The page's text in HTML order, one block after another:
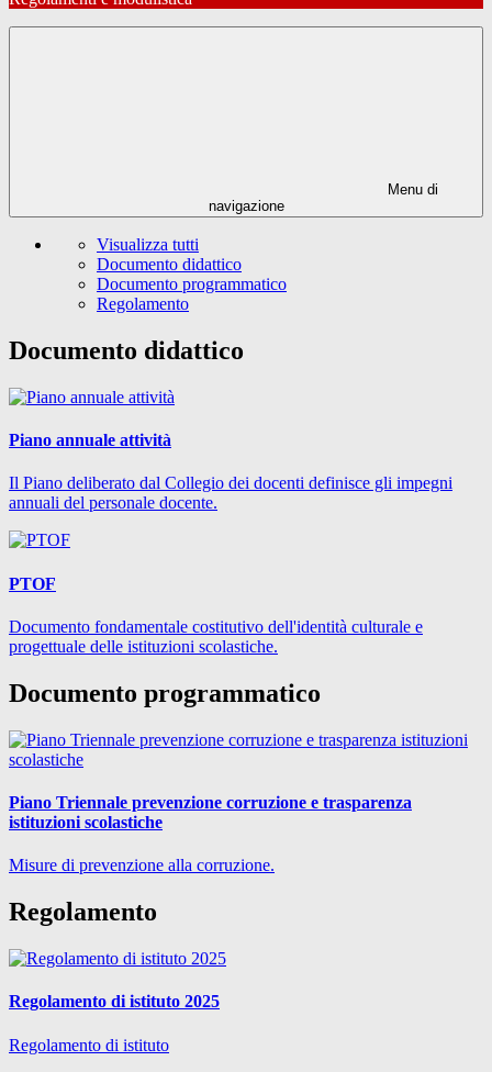
Menu di
navigazione
Visualizza tutti
Documento didattico
Documento programmatico
Regolamento
Documento didattico
Piano annuale attività
Il Piano deliberato dal Collegio dei docenti definisce gli impegni
annuali del personale docente.
PTOF
Documento fondamentale costitutivo dell'identità culturale e
progettuale delle istituzioni scolastiche.
Documento programmatico
Piano Triennale prevenzione corruzione e trasparenza
istituzioni scolastiche
Misure di prevenzione alla corruzione.
Regolamento
Regolamento di istituto 2025
Regolamento di istituto